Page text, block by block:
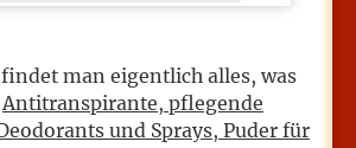
man eigentlich alles, was
Antitranspirante, pflegende
und Sprays, Puder für